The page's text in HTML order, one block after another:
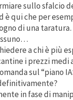
sullo sfalcio
è qui che per
di una
a chi è più
i prezzi medi
sul “piano
in fase di